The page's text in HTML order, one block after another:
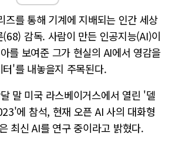
즈를 통해 기계에 지배되는 인간 세상
감독. 사람이 만든 인공지능(AI)이
를 보여준 그가 현실의 AI에서 영감을
'를 내놓을지 주목된다.
말 미국 라스베이거스에서 열린 '델
에 참석, 현재 오픈 AI 사의 대화형
최신 AI를 연구 중이라고 밝혔다.